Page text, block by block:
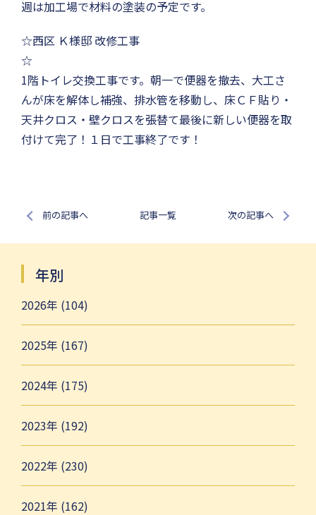
週は加工場で材料の塗装の予定です。
☆西区 Ｋ様邸 改修工事
1階トイレ交換工事です。朝一で便器を撤去、大工さ
んが床を解体し補強、排水管を移動し、床ＣＦ貼り・
天井クロス・壁クロスを張替て最後に新しい便器を取
付けて完了！１日で工事終了です！
前の記事へ 記事一覧 次の記事へ
年別
2026年 (104)
2025年 (167)
2024年 (175)
2023年 (192)
2022年 (230)
2021年 (162)